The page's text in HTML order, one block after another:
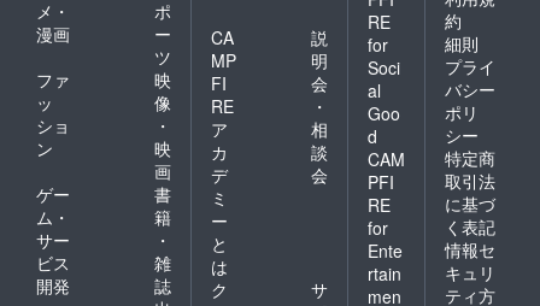
容の確
認をさ
せてい
ただき
ます
ルアク
リルス
タンド
1種類 ※
サイズ
は、片
面印刷
（120m
m×150
mm）
となり
ます ※
詳細は
トップ
に掲載
してい
メ・
漫画
ポ
ー
ツ
ファ
ッ
ショ
ン
映
像
・
映
画
ゲー
ム・
サー
ビス
開発
書
籍
・
雑
誌
CA
MP
FI
RE
ア
カ
デ
ミ
ー
と
は
説
明
会
・
相
談
会
ク
サ
RE
for
Soci
al
Goo
d
CAM
PFI
RE
for
Ente
rtain
men
約
細則
プライ
バシー
ポリ
シー
特定商
取引法
に基づ
く表記
情報セ
キュリ
ティ方